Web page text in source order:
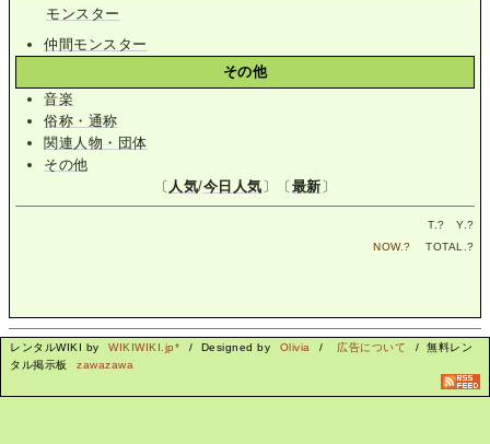
モンスター
仲間モンスター
その他
音楽
俗称・通称
関連人物・団体
その他
〔 人気/今日人気 〕〔 最新 〕
T.? Y.?
NOW.? TOTAL.?
レンタルWIKI by WIKIWIKI.jp* / Designed by Olivia / 広告について
/ 無料レン
タル掲示板
zawazawa